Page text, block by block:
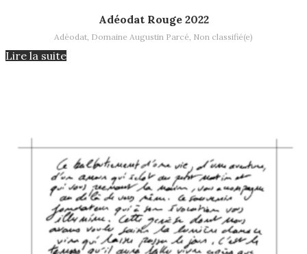
Adéodat Rouge 2022
Adéodat, Domaine Augustin Parcé, Non classifié(e)
Lire la suite